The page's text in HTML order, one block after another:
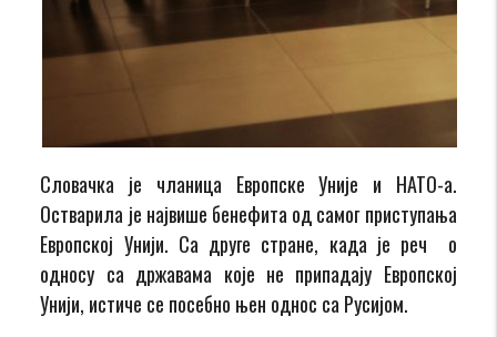
Словачка је чланица Европске Уније и НАТО-а.
Остварила је највише бенефита од самог приступања
Европској Унији. Са друге стране, када је реч о
односу са државама које не припадају Европској
Унији, истиче се посебно њен однос са Русијом.